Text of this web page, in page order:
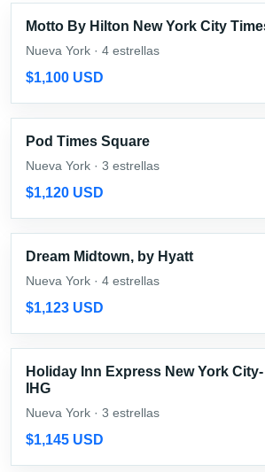
Motto By Hilton New York City
Nueva York · 4 estrellas
$1,100 USD
Pod Times Square
Nueva York · 3 estrellas
$1,120 USD
Dream Midtown, by Hyatt
Nueva York · 4 estrellas
$1,123 USD
Holiday Inn Express New York
IHG
Nueva York · 3 estrellas
$1,145 USD